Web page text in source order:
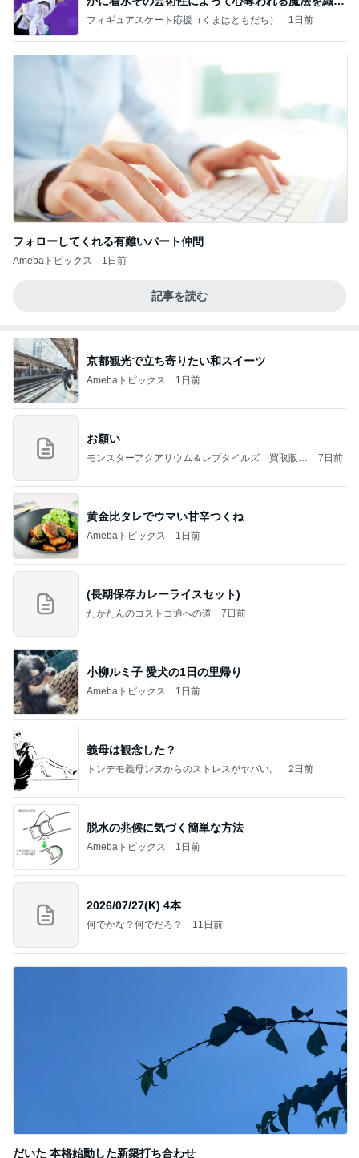
なす
フィギュアスケート応援（くまはともだち） 1日前
フォローしてくれる有難いパート仲間
Amebaトピックス 1日前
記事を読む
京都観光で立ち寄りたい和スイーツ
Amebaトピックス 1日前
お願い
モンスターアクアリウム＆レプタイルズ 買取販売
7日前
黄金比タレでウマい甘辛つくね
Amebaトピックス 1日前
(長期保存カレーライスセット)
たかたんのコストコ通への道 7日前
小柳ルミ子 愛犬の1日の里帰り
Amebaトピックス 1日前
義母は観念した？
トンデモ義母ンヌからのストレスがヤバい。 2日前
脱水の兆候に気づく簡単な方法
Amebaトピックス 1日前
2026/07/27(K) 4本
何でかな？何でだろ？ 11日前
だいた 本格始動した新築打ち合わせ